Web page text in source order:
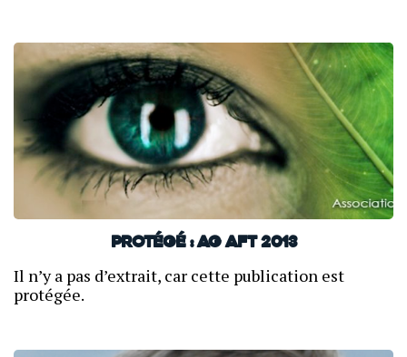
Protégé : AG AFT 2013
Il n’y a pas d’extrait, car cette publication est
protégée.